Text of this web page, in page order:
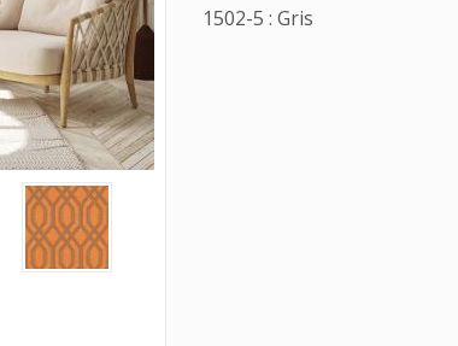
1502-5 : Gris